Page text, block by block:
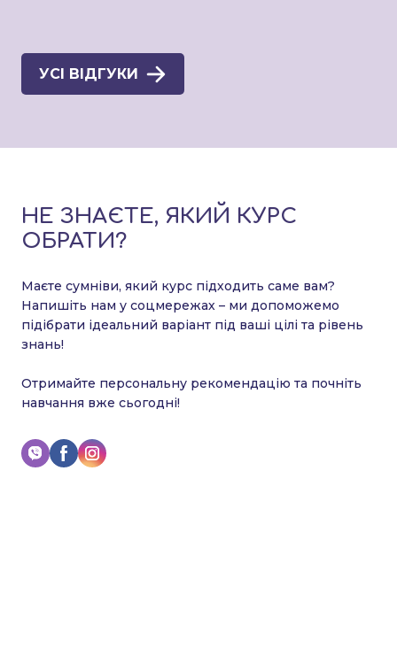
УСІ ВІДГУКИ
НЕ ЗНАЄТЕ, ЯКИЙ КУРС
ОБРАТИ?
Маєте сумніви, який курс підходить саме вам?
Напишіть нам у соцмережах – ми допоможемо
підібрати ідеальний варіант під ваші цілі та рівень
знань!
Отримайте персональну рекомендацію та почніть
навчання вже сьогодні!